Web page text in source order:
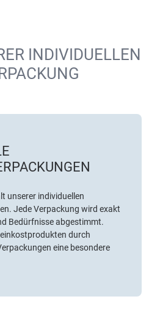
INDIVIDUELLEN
unserer individuellen
Jede Verpackung wird exakt
Bedürfnisse abgestimmt.
durch
eine besondere